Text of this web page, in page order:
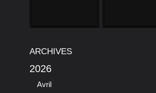
ARCHIVES
2026
Avril